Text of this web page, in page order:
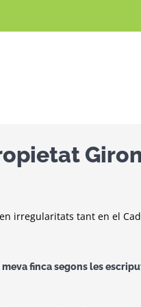
irregularitats tant en el
finca segons les